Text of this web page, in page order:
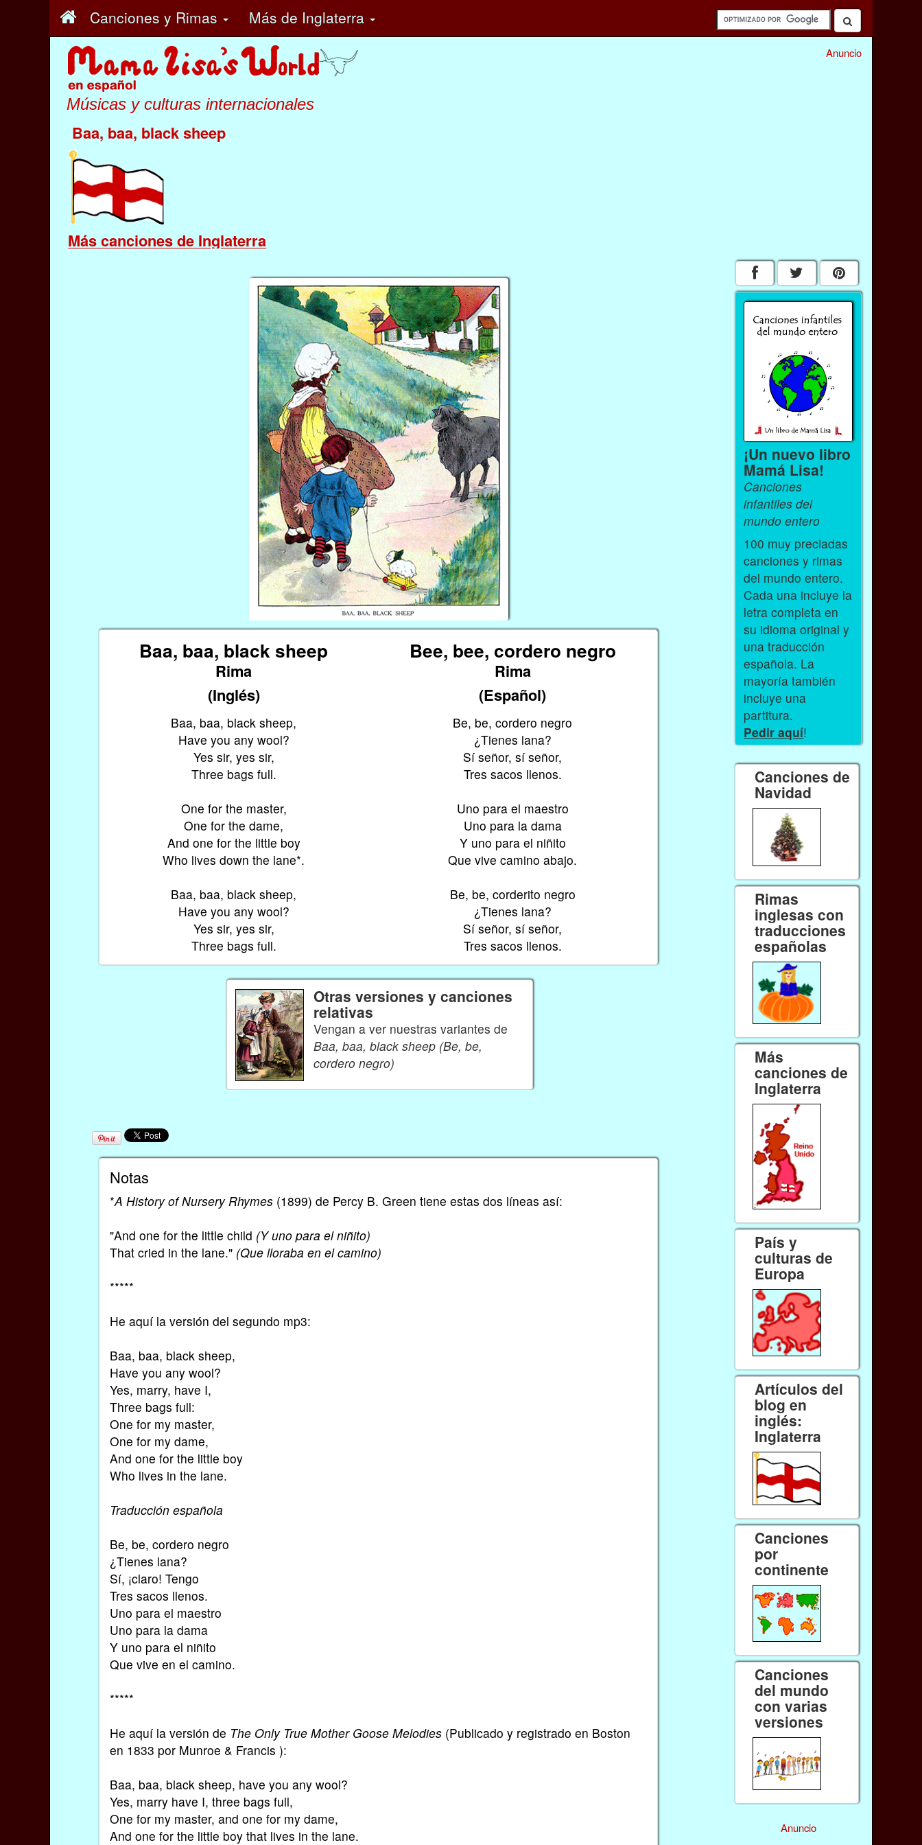
Canciones y Rimas Más de Inglaterra
Músicas y culturas internacionales
Baa, baa, black sheep
Más canciones de Inglaterra
Anuncio
Baa, baa, black sheep Bee, bee, cordero negro
Rima
Rima
(Inglés)
(Español)
Baa, baa, black sheep,
Have you any wool?
Yes sir, yes sir,
Three bags full.
One for the master,
One for the dame,
And one for the little boy
Who lives down the lane*.
Baa, baa, black sheep,
Have you any wool?
Yes sir, yes sir,
Three bags full.
Be, be, cordero negro
¿Tienes lana?
Sí señor, sí señor,
Tres sacos llenos.
Uno para el maestro
Uno para la dama
Y uno para el niñito
Que vive camino abajo.
Be, be, corderito negro
¿Tienes lana?
Sí señor, sí señor,
Tres sacos llenos.
Otras versiones y canciones
relativas
Vengan a ver nuestras variantes de
Baa, baa, black sheep (Be, be,
cordero negro)
Notas
*A History of Nursery Rhymes (1899) de Percy B. Green tiene estas dos líneas así:
"And one for the little child (Y uno para el niñito)
That cried in the lane." (Que lloraba en el camino)
*****
He aquí la versión del segundo mp3:
Baa, baa, black sheep,
Have you any wool?
Yes, marry, have I,
Three bags full:
One for my master,
One for my dame,
And one for the little boy
Who lives in the lane.
Traducción española
Be, be, cordero negro
¿Tienes lana?
Sí, ¡claro! Tengo
Tres sacos llenos.
Uno para el maestro
Uno para la dama
Y uno para el niñito
Que vive en el camino.
*****
He aquí la versión de The Only True Mother Goose Melodies (Publicado y registrado en Boston
en 1833 por Munroe & Francis ):
Baa, baa, black sheep, have you any wool?
Yes, marry have I, three bags full,
One for my master, and one for my dame,
And one for the little boy that lives in the lane.
¡Un nuevo libro
Mamá Lisa!
Canciones
infantiles del
mundo entero
100 muy preciadas
canciones y rimas
del mundo entero.
Cada una incluye la
letra completa en
su idioma original y
una traducción
española. La
mayoría también
incluye una
partitura.
Pedir aquí!
Canciones de
Navidad
Rimas
inglesas con
traducciones
españolas
Más
canciones de
Inglaterra
País y
culturas de
Europa
Artículos del
blog en
inglés:
Inglaterra
Canciones
por
continente
Canciones
del mundo
con varias
versiones
Anuncio